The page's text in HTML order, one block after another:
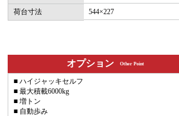
荷台寸法
544×227
オプション Other Point
■ ハイジャッキセルフ
■ 最大積載6000kg
■ 増トン
■ 自動歩み